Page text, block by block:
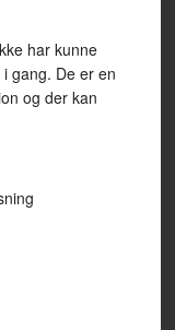
har kunne
gang. De er en
og der kan